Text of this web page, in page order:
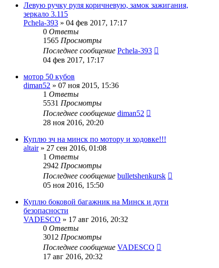
Левую ручку руля коричневую, замок зажигания,
зеркало 3.115
Pchela-393 » 04 фев 2017, 17:17
0 Ответы
1565 Просмотры
Последнее сообщение Pchela-393
04 фев 2017, 17:17
мотор 50 кубов
diman52 » 07 ноя 2015, 15:36
1 Ответы
5531 Просмотры
Последнее сообщение diman52
28 ноя 2016, 20:20
Куплю зч на минск по мотору и ходовке!!!
altair» 27 сен 2016, 01:08
1 Ответы
2942 Просмотры
Последнее сообщение bulletshenkursk
05 ноя 2016, 15:50
Куплю боковой багажник на Минск и дуги
безопасности
VADESCO » 17 авг 2016, 20:32
0 Ответы
3012 Просмотры
Последнее сообщение VADESCO
17 авг 2016, 20:32